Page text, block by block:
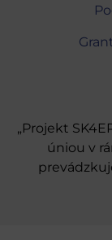
„Projekt
úniou v